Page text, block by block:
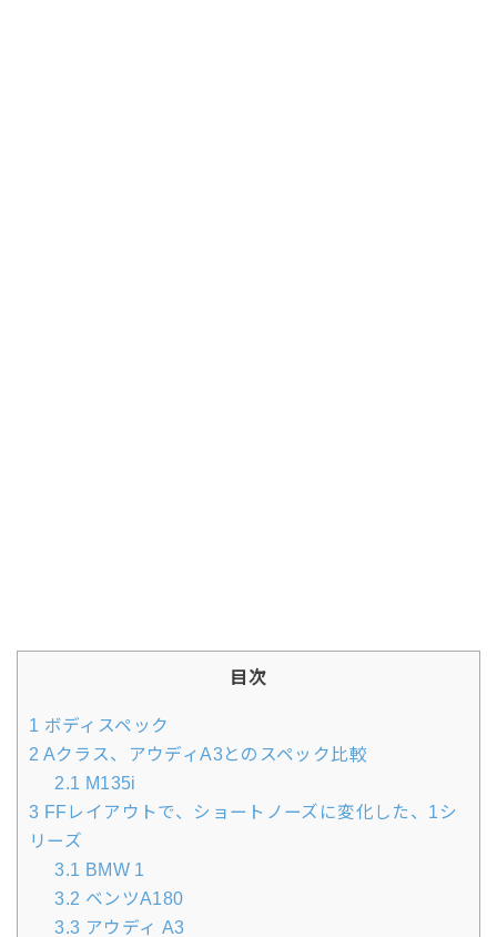
目次
1 ボディスペック
2 Aクラス、アウディA3とのスペック比較
2.1 M135i
3 FFレイアウトで、ショートノーズに変化した、1シ
リーズ
3.1 BMW 1
3.2 ベンツA180
3.3 アウディ A3